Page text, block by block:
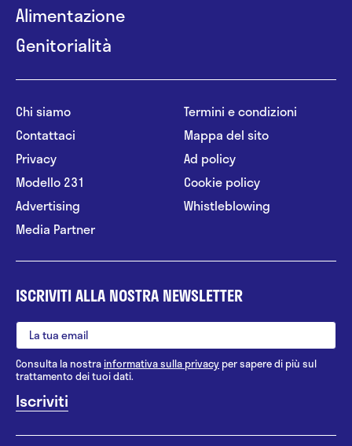
Alimentazione
Genitorialità
Chi siamo
Contattaci
Privacy
Modello 231
Advertising
Media Partner
Termini e condizioni
Mappa del sito
Ad policy
Cookie policy
Whistleblowing
ISCRIVITI ALLA NOSTRA NEWSLETTER
Consulta la nostrainformativa sulla privacy per sapere di più sul
trattamento dei tuoi dati.